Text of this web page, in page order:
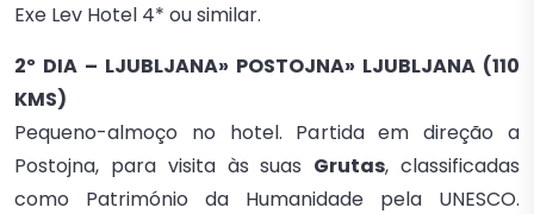
Exe Lev Hotel 4* ou similar.
2º DIA – LJUBLJANA» POSTOJNA» LJUBLJANA (110
KMS)
Pequeno-almoço no hotel. Partida em direção a
Postojna, para visita às suas Grutas, classificadas
como Património da Humanidade pela UNESCO.